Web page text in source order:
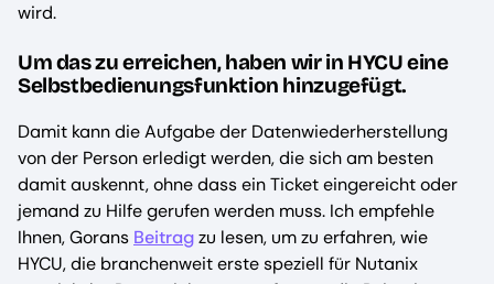
wird.
Um das zu erreichen, haben wir in HYCU eine
Selbstbedienungsfunktion hinzugefügt.
Damit kann die Aufgabe der Datenwiederherstellung
von der Person erledigt werden, die sich am besten
damit auskennt, ohne dass ein Ticket eingereicht oder
jemand zu Hilfe gerufen werden muss. Ich empfehle
Ihnen, Gorans Beitragzu lesen, um zu erfahren, wie
HYCU, die branchenweit erste speziell für Nutanix